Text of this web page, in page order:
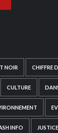
NOIR CHIFFRE
CULTURE
INFO JUSTICE